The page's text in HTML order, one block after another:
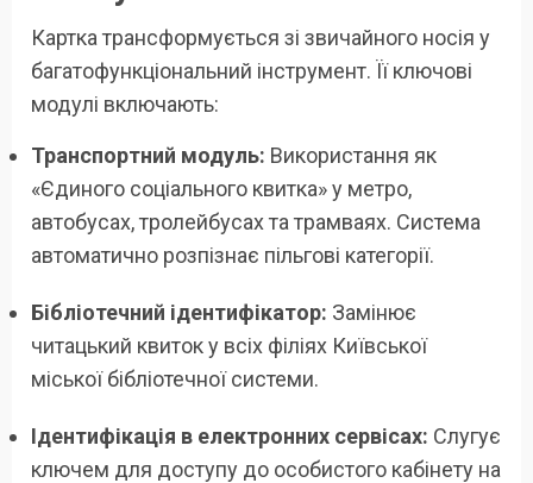
Картка трансформується зі звичайного носія у
багатофункціональний інструмент. Її ключові
модулі включають:
Транспортний модуль: Використання як
«Єдиного соціального квитка» у метро,
автобусах, тролейбусах та трамваях. Система
автоматично розпізнає пільгові категорії.
Бібліотечний ідентифікатор: Замінює
читацький квиток у всіх філіях Київської
міської бібліотечної системи.
Ідентифікація в електронних сервісах: Слугує
ключем для доступу до особистого кабінету на